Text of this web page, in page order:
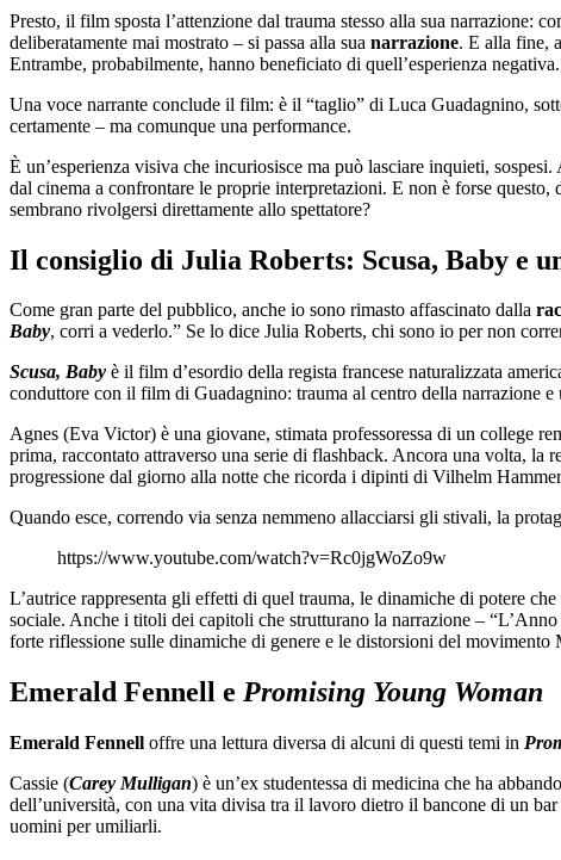
Presto, il film sposta l’attenzione dal trauma stesso alla sua narrazione:
deliberatamente mai mostrato – si passa alla sua narrazione. E alla fine,
Entrambe, probabilmente, hanno beneficiato di quell’esperienza negativa.
Una voce narrante conclude il film: è il “taglio” di Luca Guadagnino,
certamente – ma comunque una performance.
È un’esperienza visiva che incuriosisce ma può lasciare inquieti,
dal cinema a confrontare le proprie interpretazioni. E non è forse
sembrano rivolgersi direttamente allo spettatore?
Il consiglio di Julia Roberts: Scusa, Baby e
Come gran parte del pubblico, anche io sono rimasto affascinato dalla
Baby, corri a vederlo.” Se lo dice Julia Roberts, chi sono io per non
Scusa, Baby è il film d’esordio della regista francese naturalizzata
conduttore con il film di Guadagnino: trauma al centro della narrazione e
Agnes (Eva Victor) è una giovane, stimata professoressa di un college
prima, raccontato attraverso una serie di flashback. Ancora una volta, la
progressione dal giorno alla notte che ricorda i dipinti di Vilhelm
Quando esce, correndo via senza nemmeno allacciarsi gli stivali, la
https://www.youtube.com/watch?v=Rc0jgWoZo9w
L’autrice rappresenta gli effetti di quel trauma, le dinamiche di potere
sociale. Anche i titoli dei capitoli che strutturano la narrazione –
forte riflessione sulle dinamiche di genere e le distorsioni del
Emerald Fennell e Promising Young Woman
Emerald Fennell offre una lettura diversa di alcuni di questi temi in
Cassie (Carey Mulligan) è un’ex studentessa di medicina che ha
dell’università, con una vita divisa tra il lavoro dietro il bancone di un
uomini per umiliarli.